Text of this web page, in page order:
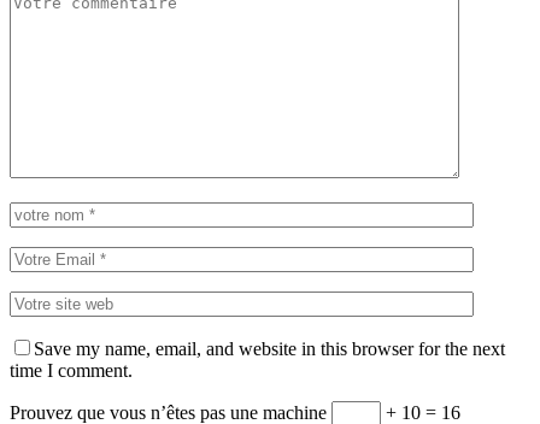
Save my name, email, and website in this browser for the next
time I comment.
Prouvez que vous n’êtes pas une machine + 10 = 16